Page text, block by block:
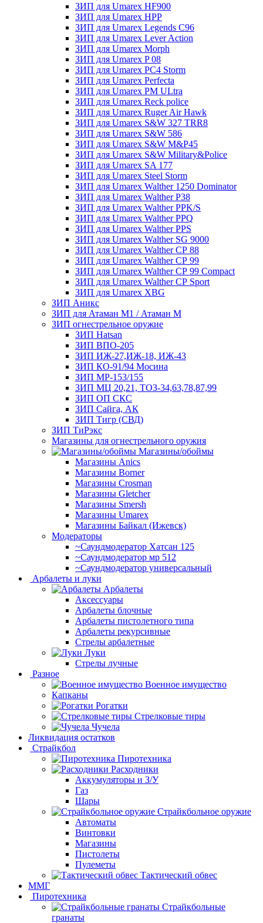
ЗИП для Umarex HF900
ЗИП для Umarex HPP
ЗИП для Umarex Legends C96
ЗИП для Umarex Lever Action
ЗИП для Umarex Morph
ЗИП для Umarex P 08
ЗИП для Umarex PC4 Storm
ЗИП для Umarex Perfecta
ЗИП для Umarex PM ULtra
ЗИП для Umarex Reck police
ЗИП для Umarex Ruger Air Hawk
ЗИП для Umarex S&W 327 TRR8
ЗИП для Umarex S&W 586
ЗИП для Umarex S&W M&P45
ЗИП для Umarex S&W Military&Police
ЗИП для Umarex SA 177
ЗИП для Umarex Steel Storm
ЗИП для Umarex Walther 1250 Dominator
ЗИП для Umarex Walther P38
ЗИП для Umarex Walther PPK/S
ЗИП для Umarex Walther PPQ
ЗИП для Umarex Walther PPS
ЗИП для Umarex Walther SG 9000
ЗИП для Umarex Walther СР 88
ЗИП для Umarex Walther СР 99
ЗИП для Umarex Walther СР 99 Compact
ЗИП для Umarex Walther СР Sport
ЗИП для Umarex XBG
ЗИП Аникс
ЗИП для Атаман М1 / Атаман М
ЗИП огнестрельное оружие
ЗИП Hatsan
ЗИП ВПО-205
ЗИП ИЖ-27,ИЖ-18, ИЖ-43
ЗИП КО-91/94 Мосина
ЗИП МР-153/155
ЗИП МЦ 20,21, ТОЗ-34,63,78,87,99
ЗИП ОП СКС
ЗИП Сайга, АК
ЗИП Тигр (СВД)
ЗИП ТиРэкс
Магазины для огнестрельного оружия
Магазины/обоймы
Магазины Anics
Магазины Borner
Магазины Crosman
Магазины Gletcher
Магазины Smersh
Магазины Umarex
Магазины Байкал (Ижевск)
Модераторы
~Cаундмодератор Хатсан 125
~Саундмодератор мр 512
~Саундмодератор универсальный
Арбалеты и луки
Арбалеты
Аксессуары
Арбалеты блочные
Арбалеты пистолетного типа
Арбалеты рекурсивные
Стрелы арбалетные
Луки
Стрелы лучные
Разное
Военное имущество
Капканы
Рогатки
Стрелковые тиры
Чучела
Ликвидация остатков
Страйкбол
Пиротехника
Расходники
Аккумуляторы и З/У
Газ
Шары
Страйкбольное оружие
Автоматы
Винтовки
Магазины
Пистолеты
Пулеметы
Тактический обвес
ММГ
Пиротехника
Страйкбольные
гранаты